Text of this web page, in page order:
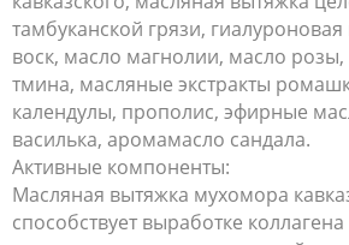
тамбуканской грязи,
воск, масло магнолии, масло
тмина, масляные экстракты
календулы, прополис, эфирные
василька, аромамасло сандала.
Активные компоненты:
Масляная вытяжка мухомора
способствует выработке